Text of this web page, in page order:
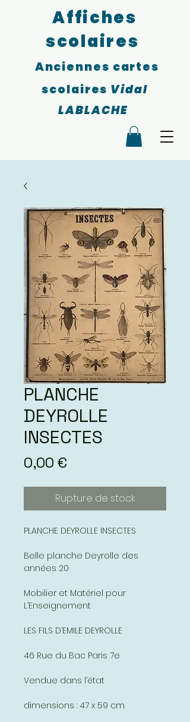
Affiches
scolaires
Anciennes cartes
scolaires Vidal
LABLACHE
PLANCHE
DEYROLLE
INSECTES
0,00 €
Rupture de stock
PLANCHE DEYROLLE INSECTES
Belle planche Deyrolle des
années 20
Mobilier et Matériel pour
L’Enseignement
LES FILS D’EMILE DEYROLLE
46 Rue du Bac Paris 7e
Vendue dans l’état
dimensions : 47 x 59 cm